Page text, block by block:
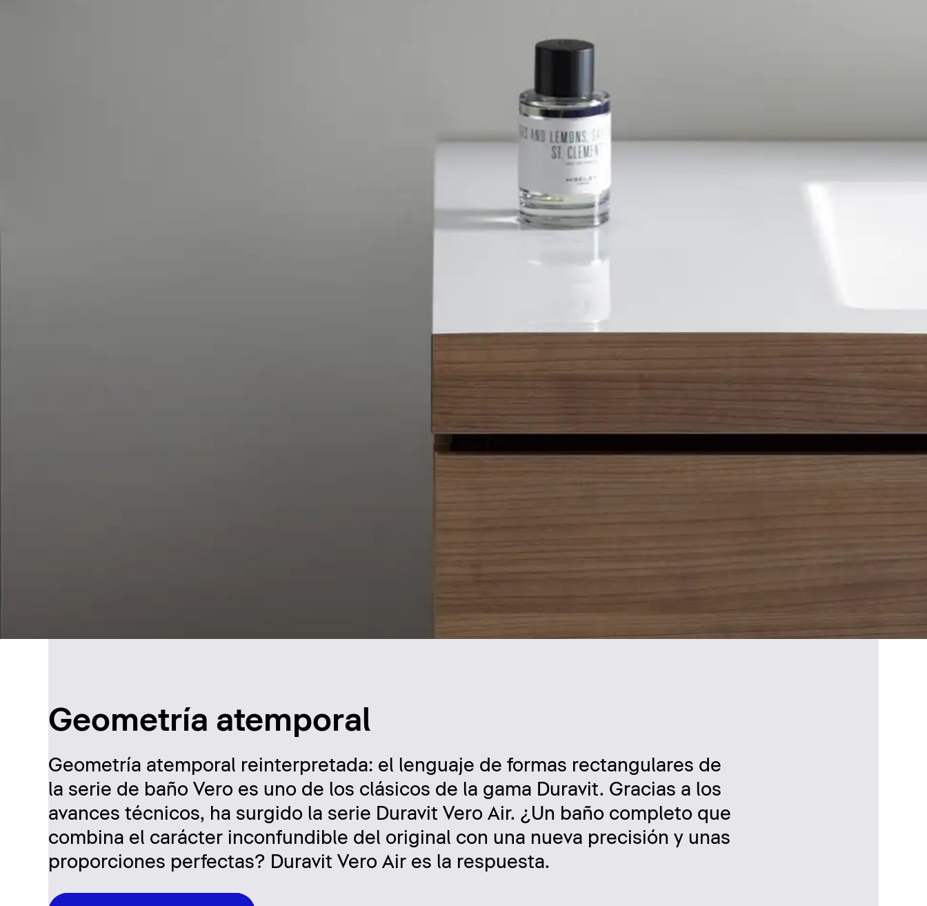
Geometría atemporal
Geometría atemporal reinterpretada: el lenguaje de formas rectangulares de
la serie de baño Vero es uno de los clásicos de la gama Duravit. Gracias a los
avances técnicos, ha surgido la serie Duravit Vero Air. ¿Un baño completo que
combina el carácter inconfundible del original con una nueva precisión y unas
proporciones perfectas? Duravit Vero Air es la respuesta.